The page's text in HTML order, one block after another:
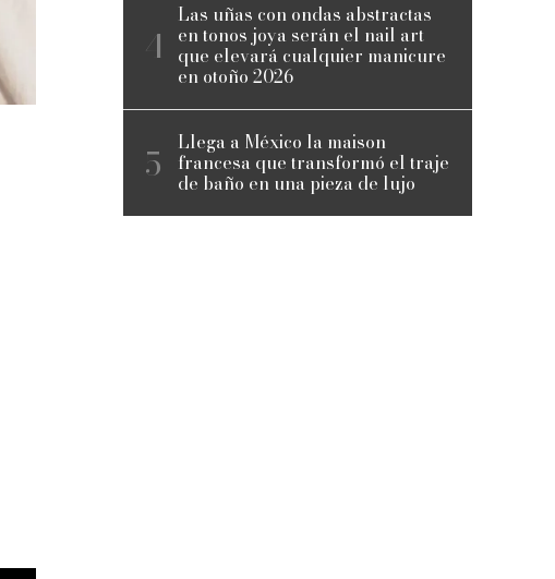
Las uñas con ondas abstractas
en tonos joya serán el nail art
que elevará cualquier manicure
en otoño 2026
Llega a México la maison
francesa que transformó el traje
de baño en una pieza de lujo